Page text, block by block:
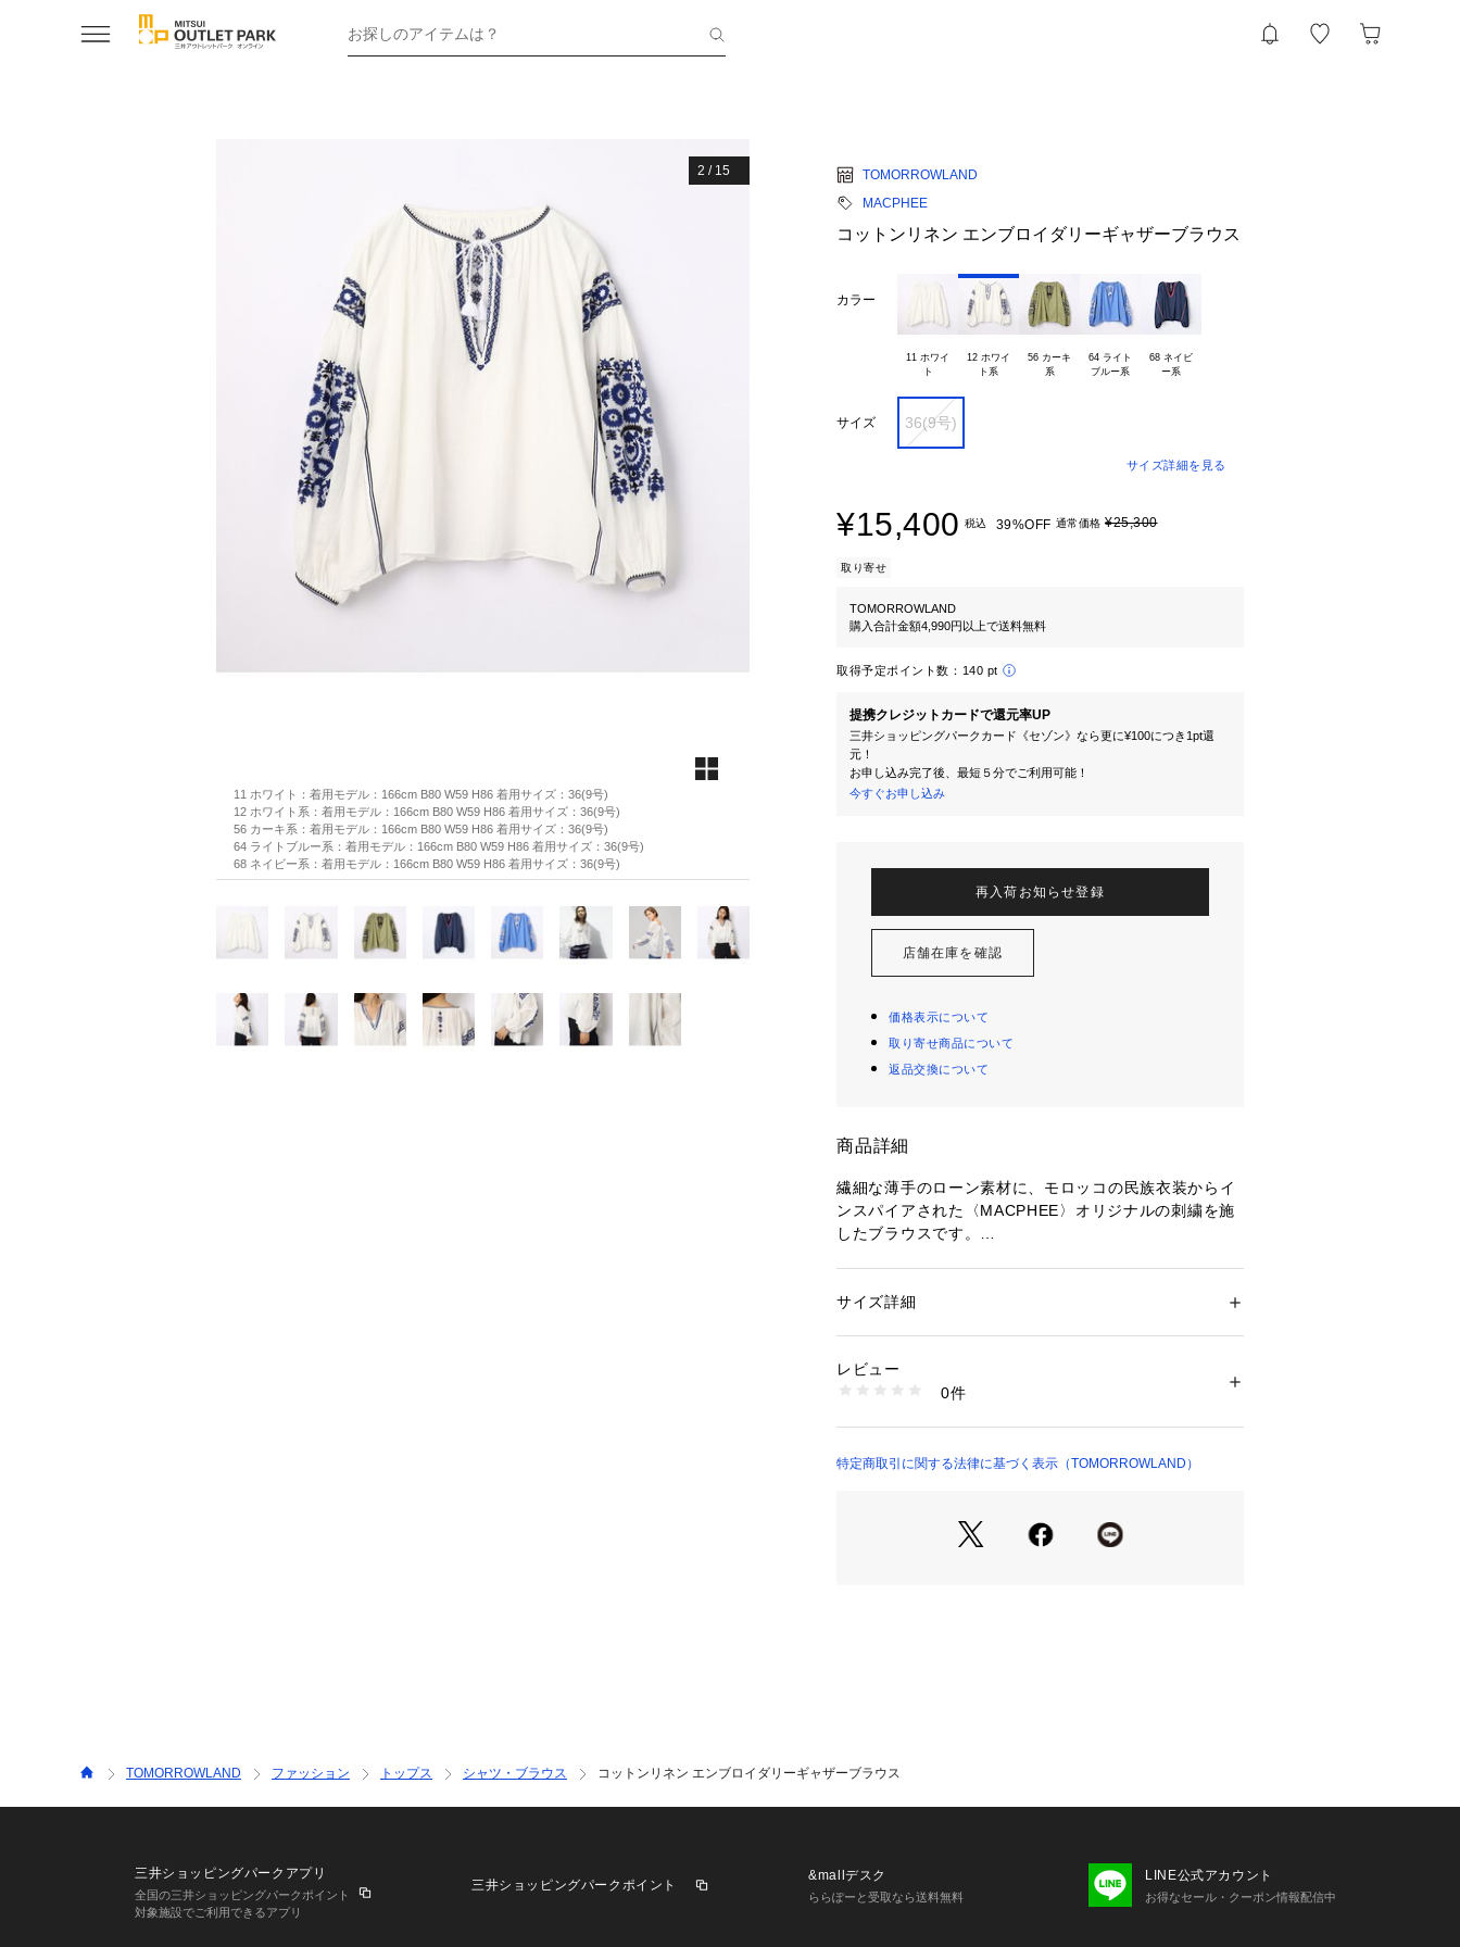
お探しのアイテムは？
2 / 15
11 ホワイト：着用モデル：166cm B80 W59 H86 着用サイズ：36(9号)
12 ホワイト系：着用モデル：166cm B80 W59 H86 着用サイズ：36(9号)
56 カーキ系：着用モデル：166cm B80 W59 H86 着用サイズ：36(9号)
64 ライトブルー系：着用モデル：166cm B80 W59 H86 着用サイズ：36(9号)
68 ネイビー系：着用モデル：166cm B80 W59 H86 着用サイズ：36(9号)
TOMORROWLAND
MACPHEE
コットンリネン エンブロイダリーギャザーブラウス
カラー
11 ホワイ
12 ホワイ
56 カーキ
系
64 ライト
68 ネイビ
サイズ 36(9号)
サイズ詳細を見る
¥15,400 税込 39%OFF 通常価格 ¥25,300
取り寄せ
TOMORROWLAND
購入合計金額4,990円以上で送料無料
取得予定ポイント数： 140 pt
提携クレジットカードで還元率UP
三井ショッピングパークカード《セゾン》なら更に¥100につき1pt還
元！
お申し込み完了後、最短５分でご利用可能！
今すぐお申し込み
再入荷お知らせ登録
店舗在庫を確認
価格表示について
取り寄せ商品について
返品交換について
商品詳細
繊細な薄手のローン素材に、モロッコの民族衣装からイ
ンスパイアされた〈MACPHEE〉オリジナルの刺繍を施
したブラウスです。
感を演出。
デニムなどとラフに合わせるだけでトレンド感溢れるコ
ーディネートに。
しめます。
商品番号:12017101001
性別：レディース
洗濯：洗濯機、酸素系漂白剤可、タンブル乾燥可、自然乾燥、ア
イロン仕上げ可、ドライ可、ウエットクリーニング可
い
12017101001 （ショップ）
サイズ詳細
レビュー
0件
特定商取引に関する法律に基づく表示（TOMORROWLAND）
TOMORROWLAND ファッション トップス シャツ・ブラウス コットンリネン エンブロイダリーギャザーブラウス
三井ショッピングパークアプリ
全国の三井ショッピングパークポイント
対象施設でご利用できるアプリ
三井ショッピングパークポイント
&mallデスク
ららぽーと受取なら送料無料
LINE公式アカウント
お得なセール・クーポン情報配信中